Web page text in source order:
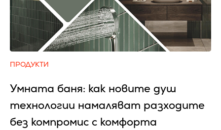
ПРОДУКТИ
Умната баня: как новите душ
технологии намаляват разходите
без компромис с комфорта